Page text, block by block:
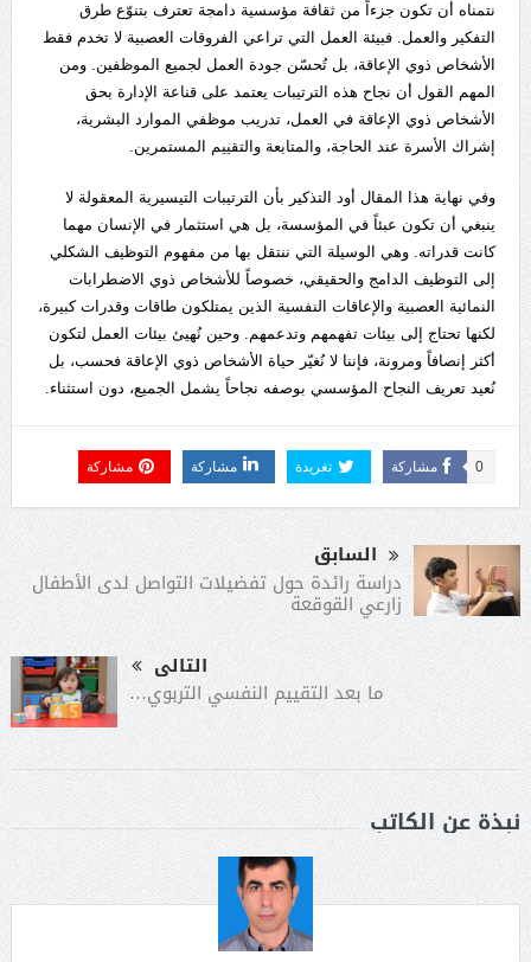
نتمناه أن تكون جزءاً من ثقافة مؤسسية دامجة تعترف بتنوّع طرق
التفكير والعمل. فبيئة العمل التي تراعي الفروقات العصبية لا تخدم فقط
الأشخاص ذوي الإعاقة، بل تُحسّن جودة العمل لجميع الموظفين. ومن
المهم القول أن نجاح هذه الترتيبات يعتمد على قناعة الإدارة بحق
الأشخاص ذوي الإعاقة في العمل، تدريب موظفي الموارد البشرية،
إشراك الأسرة عند الحاجة، والمتابعة والتقييم المستمرين.
وفي نهاية هذا المقال أود التذكير بأن الترتيبات التيسيرية المعقولة لا
ينبغي أن تكون عبئاً في المؤسسة، بل هي استثمار في الإنسان مهما
كانت قدراته. وهي الوسيلة التي ننتقل بها من مفهوم التوظيف الشكلي
إلى التوظيف الدامج والحقيقي، خصوصاً للأشخاص ذوي الاضطرابات
النمائية العصبية والإعاقات النفسية الذين يمتلكون طاقات وقدرات كبيرة،
لكنها تحتاج إلى بيئات تفهمهم وتدعمهم. وحين نُهيئ بيئات العمل لتكون
أكثر إنصافاً ومرونة، فإننا لا نُغيّر حياة الأشخاص ذوي الإعاقة فحسب، بل
نُعيد تعريف النجاح المؤسسي بوصفه نجاحاً يشمل الجميع، دون استثناء.
مشاركة 0 تغريدة مشاركة مشاركة
السابق
دراسة رائدة حول تفضيلات التواصل لدى الأطفال
زارعي القوقعة
التالى
ما بعد التقييم النفسي التربوي…
نبذة عن الكاتب